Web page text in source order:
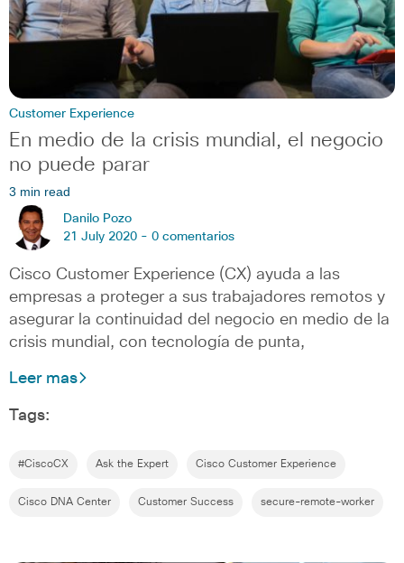
Customer Experience
En medio de la crisis mundial, el negocio
no puede parar
3 min read
Danilo Pozo
21 July 2020 - 0 comentarios
Cisco Customer Experience (CX) ayuda a las
empresas a proteger a sus trabajadores remotos y
asegurar la continuidad del negocio en medio de la
crisis mundial, con tecnología de punta,
Leer mas
Tags:
#CiscoCX Ask the Expert Cisco Customer Experience
Cisco DNA Center Customer Success secure-remote-worker